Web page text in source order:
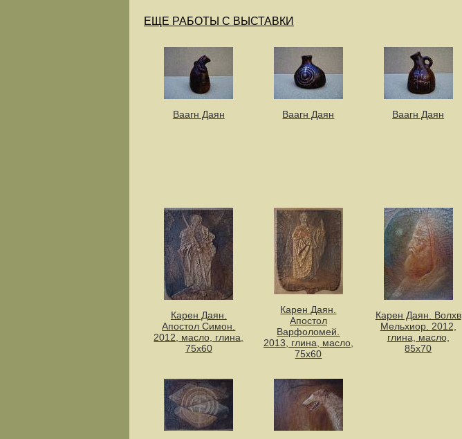
ЕЩЕ РАБОТЫ С ВЫСТАВКИ
Ваагн Даян Ваагн Даян Ваагн Даян
Карен Даян.
Апостол Симон.
2012, масло, глина,
75x60
Карен Даян.
Апостол
Варфоломей.
2013, глина, масло,
75х60
Карен Даян. Волхв
Мельхиор. 2012,
глина, масло,
85х70